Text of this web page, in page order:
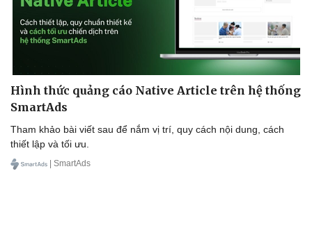
Hình thức quảng cáo Native Article trên hệ thống
SmartAds
Tham khảo bài viết sau để nắm vị trí, quy cách nội dung, cách
thiết lập và tối ưu.
| SmartAds